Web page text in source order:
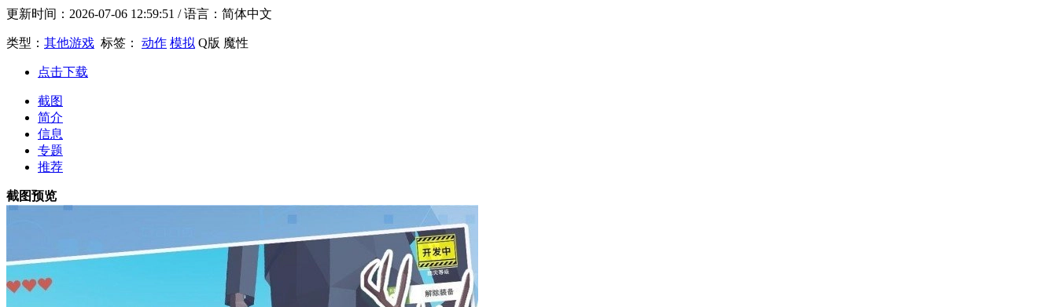
更新时间： 2026-07-06 12:59:51 / 语言：简体中文
类型： 其他游戏 标签： 动作 模拟 Q版 魔性
点击下载
截图
简介
信息
专题
推荐
截图预览